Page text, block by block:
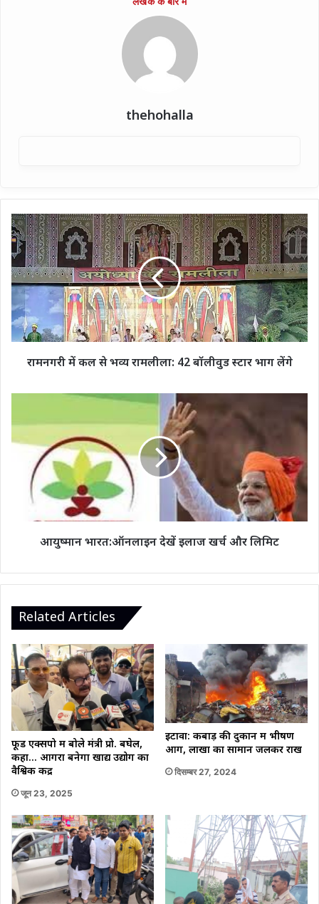
thehohalla
रामनगरी
में
कल
से
भव्य
रामलीला:
42
बॉलीवुड
स्टार
रामनगरी में कल से भव्य रामलीला: 42 बॉलीवुड स्टार भाग लेंगे
इलाज
लिमिट
आयुष्मान भारत:ऑनलाइन देखें इलाज खर्च और लिमिट
Related Articles
फूड एक्सपो में बोले मंत्री प्रो. बघेल,
कहा… आगरा बनेगा खाद्य उद्योग का
वैश्विक केंद्र
जून 23, 2025
इटावा: कबाड़ की दुकान में भीषण
आग, लाखों का सामान जलकर राख
दिसम्बर 27, 2024